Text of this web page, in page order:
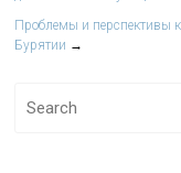
Проблемы и перспективы
Бурятии →